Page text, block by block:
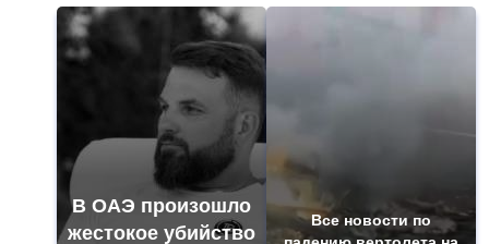
В ОАЭ произошло
жестокое убийство
Все новости по